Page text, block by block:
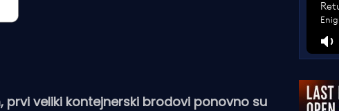
veliki kontejnerski brodovi ponovno su